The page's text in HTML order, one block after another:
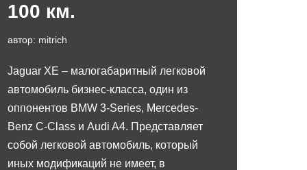
100 км.
автор: mitrich
Jaguar XE – малогабаритный легковой
автомобиль бизнес-класса, один из
оппонентов BMW 3-Series, Mercedes-
Benz C-Class и Audi A4. Представляет
собой легковой автомобиль, который
иных модификаций не имеет, в